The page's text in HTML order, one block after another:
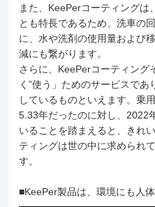
また、KeePerコーティングは
とも特長であるため、洗車の
に、水や洗剤の使用量および
減にも繋がります。
さらに、KeePerコーティング
く”使う」ためのサービスで
しているものといえます。乗
5.33年だったのに対し、2022
いることを踏まえると、きれ
ティングは世の中に求められ
す。
■KeePer製品は、環境にも人